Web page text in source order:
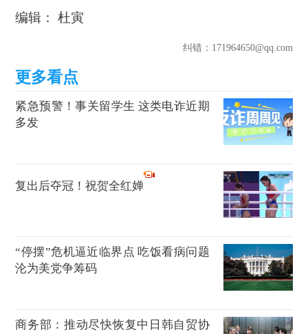
编辑： 杜寅
纠错：171964650@qq.com
紧急预警！事关留学生 这类电诈近期
多发
复出后夺冠！祝贺全红婵
“停摆”危机逼近临界点 吃饭看病问题
沦为美党争筹码
商务部：推动尽快恢复中日韩自贸协